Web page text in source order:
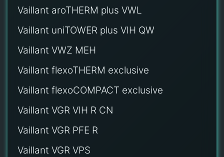
Vaillant aroTHERM plus VWL
Vaillant uniTOWER plus VIH QW
Vaillant VWZ MEH
Vaillant flexoTHERM exclusive
Vaillant flexoCOMPACT exclusive
Vaillant VGR VIH R CN
Vaillant VGR PFE R
Vaillant VGR VPS